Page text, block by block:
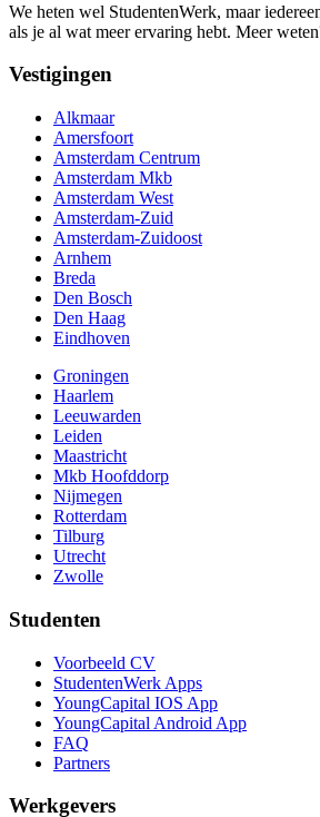
We heten wel StudentenWerk, maar
als je al wat meer ervaring hebt. Meer
Vestigingen
Alkmaar
Amersfoort
Amsterdam Centrum
Amsterdam Mkb
Amsterdam West
Amsterdam-Zuid
Amsterdam-Zuidoost
Arnhem
Breda
Den Bosch
Den Haag
Eindhoven
Groningen
Haarlem
Leeuwarden
Leiden
Maastricht
Mkb Hoofddorp
Nijmegen
Rotterdam
Tilburg
Utrecht
Zwolle
Studenten
Voorbeeld CV
StudentenWerk Apps
YoungCapital IOS App
YoungCapital Android App
FAQ
Partners
Werkgevers